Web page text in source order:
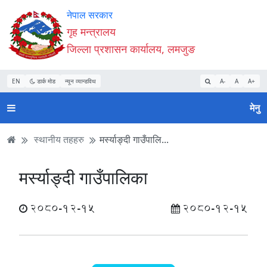
Accessibility
Mode
सुरु
गर्नुहोस्
सामाग्री
पढ्नुहाेस्
नेभिगेसन
पढ्नुहाेस्
वेबसाइट
खोजमा
जानुहोस्
नेपाल सरकार
गृह मन्त्रालय
जिल्ला प्रशासन कार्यालय, लमजुङ
EN डार्क मोड न्यून व्यान्डविथ A- A A+
मेनु
स्थानीय तहहरु मर्स्याङ्दी गाउँपालि...
मर्स्याङ्दी गाउँपालिका
2080-12-15 2080-12-15